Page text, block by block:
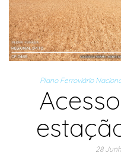
Plano Ferroviário
28